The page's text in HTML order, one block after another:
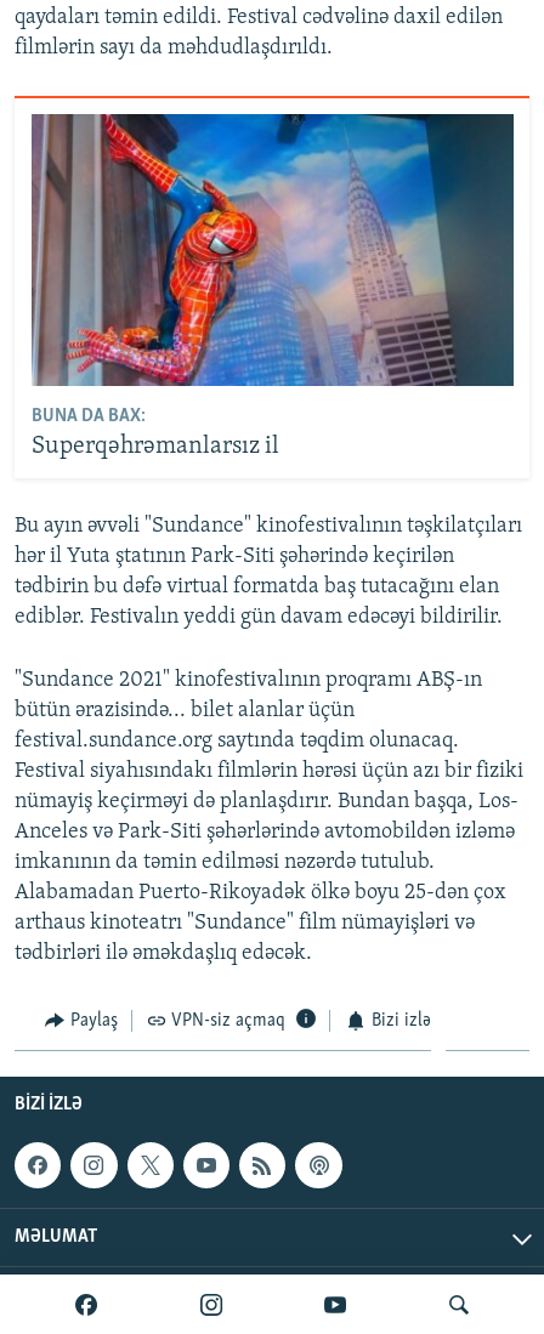
qaydaları təmin edildi. Festival cədvəlinə daxil edilən
filmlərin sayı da məhdudlaşdırıldı.
BUNA DA BAX:
Superqəhrəmanlarsız il
Bu ayın əvvəli "Sundance" kinofestivalının təşkilatçıları
hər il Yuta ştatının Park-Siti şəhərində keçirilən
tədbirin bu dəfə virtual formatda baş tutacağını elan
ediblər. Festivalın yeddi gün davam edəcəyi bildirilir.
"Sundance 2021" kinofestivalının proqramı ABŞ-ın
bütün ərazisində... bilet alanlar üçün
festival.sundance.org saytında təqdim olunacaq.
Festival siyahısındakı filmlərin hərəsi üçün azı bir fiziki
nümayiş keçirməyi də planlaşdırır. Bundan başqa, Los-
Anceles və Park-Siti şəhərlərində avtomobildən izləmə
imkanının da təmin edilməsi nəzərdə tutulub.
Alabamadan Puerto-Rikoyadək ölkə boyu 25-dən çox
arthaus kinoteatrı "Sundance" film nümayişləri və
tədbirləri ilə əməkdaşlıq edəcək.
Paylaş VPN-siz açmaq Bizi izlə
BIZI IZLƏ
MƏLUMAT
AzadlıqRadiosu © 2026 Inc. | Bütün hüquqlar qorunur